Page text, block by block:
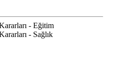
- Eğitim
- Sağlık